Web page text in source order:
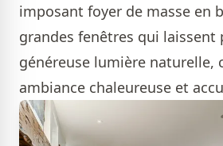
imposant foyer de masse en
grandes fenêtres qui laissent
généreuse lumière naturelle,
ambiance chaleureuse et